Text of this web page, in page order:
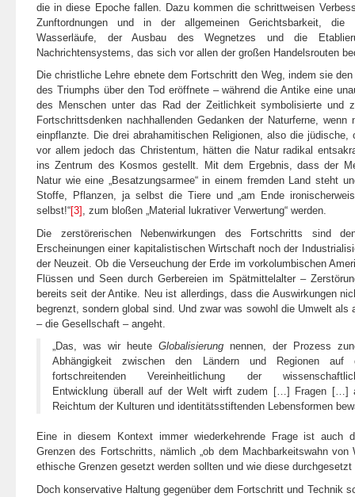
die in diese Epoche fallen. Dazu kommen die schrittweisen
Zunftordnungen und in der allgemeinen Gerichtsbarkeit, die
Wasserläufe, der Ausbau des Wegnetzes und die
Nachrichtensystems, das sich vor allen der großen Handelsrouten
Die christliche Lehre ebnete dem Fortschritt den Weg, indem sie
des Triumphs über den Tod eröffnete – während die Antike eine
des Menschen unter das Rad der Zeitlichkeit symbolisierte und
Fortschrittsdenken nachhallenden Gedanken der Naturferne, wenn
einpflanzte. Die drei abrahamitischen Religionen, also die
vor allem jedoch das Christentum, hätten die Natur radikal
ins Zentrum des Kosmos gestellt. Mit dem Ergebnis, dass der
Natur wie eine „Besatzungsarmee“ in einem fremden Land steht
Stoffe, Pflanzen, ja selbst die Tiere und „am Ende
selbst!“[3] , zum bloßen „Material lukrativer Verwertung“ werden.
Die zerstörerischen Nebenwirkungen des Fortschritts sind
Erscheinungen einer kapitalistischen Wirtschaft noch der
der Neuzeit. Ob die Verseuchung der Erde im vorkolumbischen
Flüssen und Seen durch Gerbereien im Spätmittelalter –
bereits seit der Antike. Neu ist allerdings, dass die Auswirkungen
begrenzt, sondern global sind. Und zwar was sowohl die Umwelt als
– die Gesellschaft – angeht.
„Das, was wir heute Globalisierung nennen, der Prozess
Abhängigkeit zwischen den Ländern und Regionen
fortschreitenden Vereinheitlichung der wissenschaftlich-
Entwicklung überall auf der Welt wirft zudem […] Fragen
Reichtum der Kulturen und identitätsstiftenden Lebensformen
Eine in diesem Kontext immer wiederkehrende Frage ist auch
Grenzen des Fortschritts, nämlich „ob dem Machbarkeitswahn von
ethische Grenzen gesetzt werden sollten und wie diese durchgesetzt
Doch konservative Haltung gegenüber dem Fortschritt und Technik